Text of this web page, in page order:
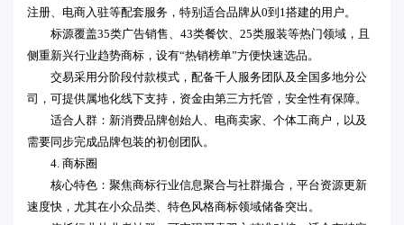
注册、电商入驻等配套服务，特别适合品牌从0到1搭建的用户。
标源覆盖35类广告销售、43类餐饮、25类服装等热门领域，且
侧重新兴行业趋势商标，设有“热销榜单”方便快速选品。
交易采用分阶段付款模式，配备千人服务团队及全国多地分公
司，可提供属地化线下支持，资金由第三方托管，安全性有保障。
适合人群：新消费品牌创始人、电商卖家、个体工商户，以及
需要同步完成品牌包装的初创团队。
4. 商标圈
核心特色：聚焦商标行业信息聚合与社群撮合，平台资源更新
速度快，尤其在小众品类、特色风格商标领域储备突出。